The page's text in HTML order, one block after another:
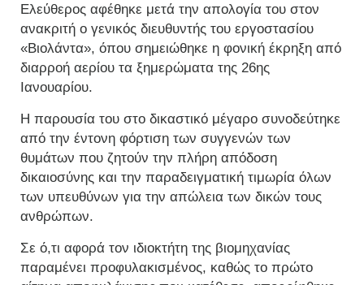
Ελεύθερος αφέθηκε μετά την απολογία του στον
ανακριτή ο γενικός διευθυντής του εργοστασίου
«Βιολάντα», όπου σημειώθηκε η φονική έκρηξη από
διαρροή αερίου τα ξημερώματα της 26ης
Ιανουαρίου.
Η παρουσία του στο δικαστικό μέγαρο συνοδεύτηκε
από την έντονη φόρτιση των συγγενών των
θυμάτων που ζητούν την πλήρη απόδοση
δικαιοσύνης και την παραδειγματική τιμωρία όλων
των υπευθύνων για την απώλεια των δικών τους
ανθρώπων.
Σε ό,τι αφορά τον ιδιοκτήτη της βιομηχανίας
παραμένει προφυλακισμένος, καθώς το πρώτο